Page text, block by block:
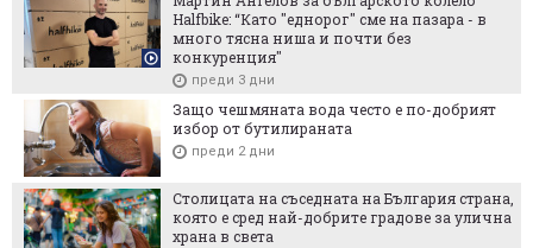
Halfbike: “Като "еднорог" сме на пазара - в
много тясна ниша и почти без
конкуренция"
преди 3 дни
Защо чешмяната вода често е по-добрият
избор от бутилираната
преди 2 дни
Столицата на съседната на България страна,
която е сред най-добрите градове за улична
храна в света